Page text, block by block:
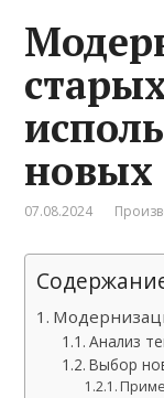
новых
07.08.2024
Анализ
Выбор